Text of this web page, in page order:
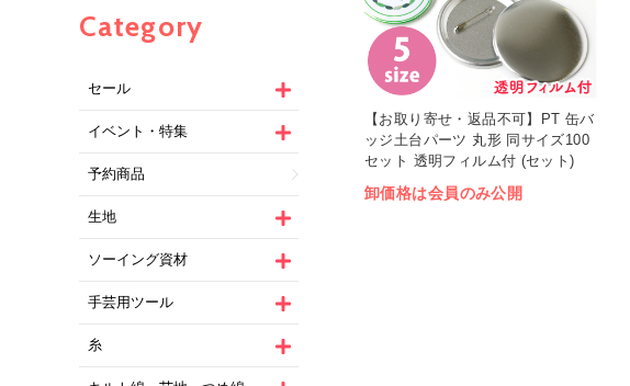
Category
セール
イベント・特集
予約商品
生地
ソーイング資材
手芸用ツール
糸
【お取り寄せ・返品不可】PT 缶バ
ッジ土台パーツ 丸形 同サイズ100
セット 透明フィルム付 (セット)
卸価格は会員のみ公開